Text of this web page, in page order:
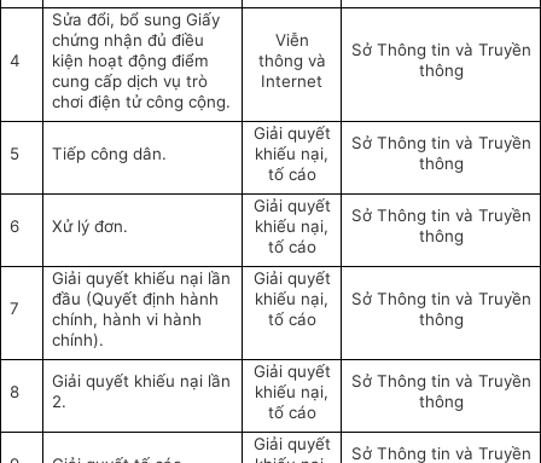
4
Sửa đổi, bổ sung Giấy
chứng nhận đủ điều
kiện hoạt động điểm
cung cấp dịch vụ trò
chơi điện tử công cộng.
Viễn
thông và
Internet
Sở Thông tin và Truyền
thông
5 Tiếp công dân.
Giải quyết
khiếu nại,
tố cáo
Sở Thông tin và Truyền
thông
6 Xử lý đơn.
Giải quyết
khiếu nại,
tố cáo
Sở Thông tin và Truyền
thông
7
Giải quyết khiếu nại lần
đầu (Quyết định hành
chính, hành vi hành
chính).
Giải quyết
khiếu nại,
tố cáo
Sở Thông tin và Truyền
thông
8
Giải quyết khiếu nại lần
2.
Giải quyết
khiếu nại,
tố cáo
Sở Thông tin và Truyền
thông
Giải quyết
Sở Thông tin và Truyền